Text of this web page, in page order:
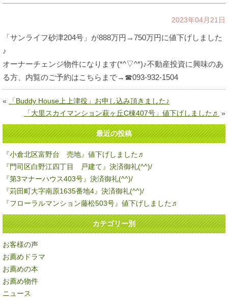
2023年04月21日
「サンライフ砂津204号」が888万円→750万円に値下げしました
♪
オーナーチェンジ物件になります(*^▽^*)♪不動産投資に興味のあ
る方、内覧のご予約はこちらまで→☎093-932-1504
«
「Buddy House上上津役」お申し込み頂きました♪
「大里スカイマンション萩ヶ丘C棟407号」値下げしました♬ »
最近の投稿
『小倉北区富野台 売地』値下げしました♬
『門司区白野江四丁目 戸建て』決済御礼(^^)/
『第3マナーハウス403号』決済御礼(^^)/
『苅田町大字南原1635番地4』決済御礼(^^)/
『フローラルマンション藤松503号』値下げしました♬
カテゴリー別
お客様の声
お薦めドラマ
お薦めの本
お薦め物件
ニュース